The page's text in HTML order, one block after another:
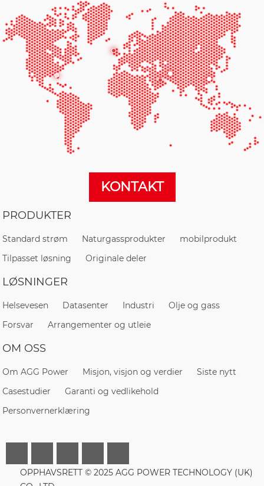
KONTAKT
PRODUKTER
Standard strøm Naturgassprodukter
mobilprodukt
Tilpasset løsning
Originale deler
LØSNINGER
Helsevesen Datasenter Industri
Olje og gass
Forsvar
Arrangementer og utleie
OM OSS
Om AGG Power Misjon, visjon og verdier
Siste nytt
Casestudier
Garanti og vedlikehold
Personvernerklæring
OPPHAVSRETT © 2025 AGG POWER TECHNOLOGY (UK)